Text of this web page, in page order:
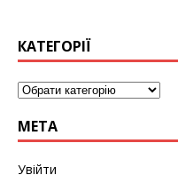
КАТЕГОРІЇ
МЕТА
Увійти